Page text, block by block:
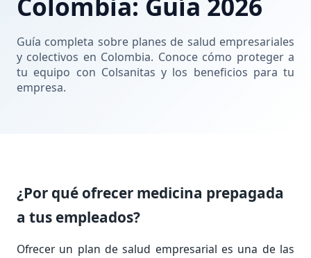
Guía completa sobre planes de salud empresariales
y colectivos en Colombia. Conoce cómo proteger a
tu equipo con Colsanitas y los beneficios para tu
empresa.
¿Por qué ofrecer medicina prepagada
a tus empleados?
Ofrecer un plan de salud empresarial es una de las